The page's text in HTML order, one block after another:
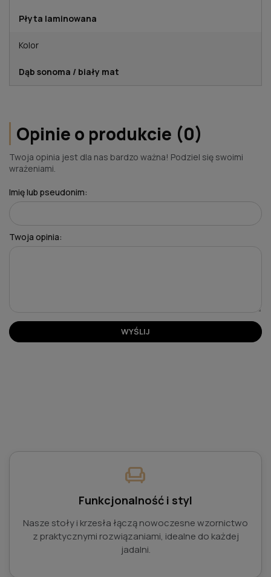
Płyta laminowana
Kolor
Dąb sonoma / biały mat
Opinie o produkcie (0)
Twoja opinia jest dla nas bardzo ważna! Podziel się swoimi
wrażeniami.
Imię lub pseudonim:
Twoja opinia:
WYŚLIJ
chair
Funkcjonalność i styl
Nasze stoły i krzesła łączą nowoczesne wzornictwo
z praktycznymi rozwiązaniami, idealne do każdej
jadalni.